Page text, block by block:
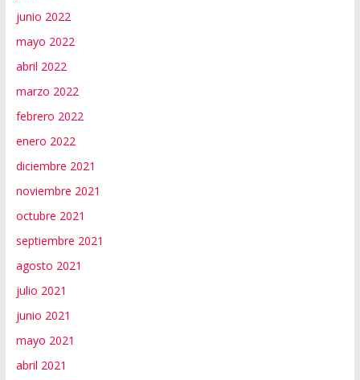
junio 2022
mayo 2022
abril 2022
marzo 2022
febrero 2022
enero 2022
diciembre 2021
noviembre 2021
octubre 2021
septiembre 2021
agosto 2021
julio 2021
junio 2021
mayo 2021
abril 2021